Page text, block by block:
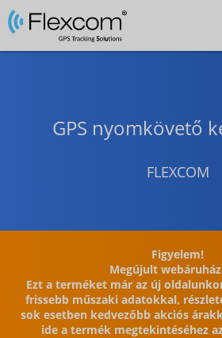
GPS nyomkövető
FLEXCOM
Figyelem!
Megújult
Ezt a terméket már az új
frissebb műszaki adatokkal,
sok esetben kedvezőbb akciós
ide a termék megtekintéséhez